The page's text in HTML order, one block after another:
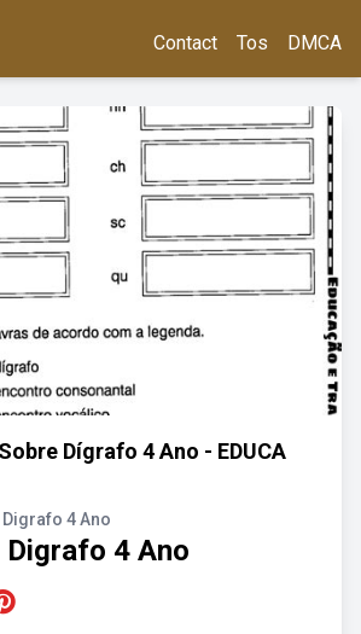
Contact Tos DMCA
Dígrafo 4 Ano - EDUCA
4 Ano
4 Ano